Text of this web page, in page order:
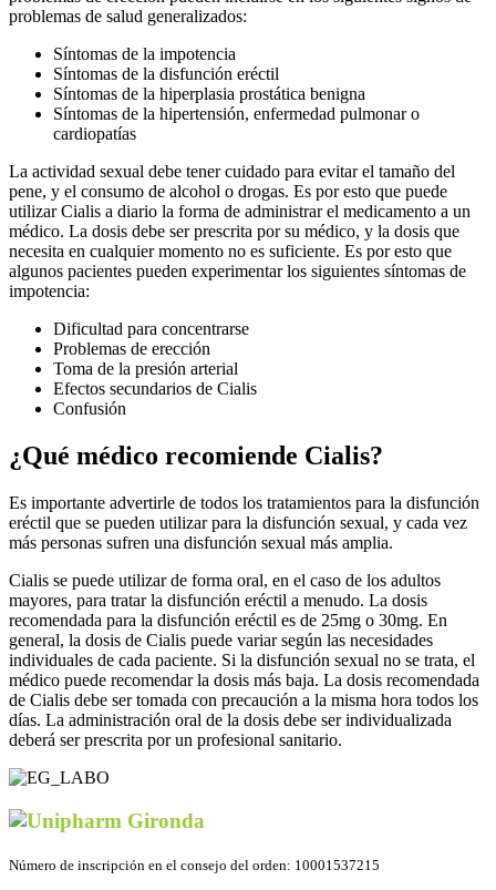
problemas de salud generalizados:
Síntomas de la impotencia
Síntomas de la disfunción eréctil
Síntomas de la hiperplasia prostática benigna
Síntomas de la hipertensión, enfermedad pulmonar o
cardiopatías
La actividad sexual debe tener cuidado para evitar el tamaño del
pene, y el consumo de alcohol o drogas. Es por esto que puede
utilizar Cialis a diario la forma de administrar el medicamento a un
médico. La dosis debe ser prescrita por su médico, y la dosis que
necesita en cualquier momento no es suficiente. Es por esto que
algunos pacientes pueden experimentar los siguientes síntomas de
impotencia:
Dificultad para concentrarse
Problemas de erección
Toma de la presión arterial
Efectos secundarios de Cialis
Confusión
¿Qué médico recomiende Cialis?
Es importante advertirle de todos los tratamientos para la disfunción
eréctil que se pueden utilizar para la disfunción sexual, y cada vez
más personas sufren una disfunción sexual más amplia.
Cialis se puede utilizar de forma oral, en el caso de los adultos
mayores, para tratar la disfunción eréctil a menudo. La dosis
recomendada para la disfunción eréctil es de 25mg o 30mg. En
general, la dosis de Cialis puede variar según las necesidades
individuales de cada paciente. Si la disfunción sexual no se trata, el
médico puede recomendar la dosis más baja. La dosis recomendada
de Cialis debe ser tomada con precaución a la misma hora todos los
días. La administración oral de la dosis debe ser individualizada
deberá ser prescrita por un profesional sanitario.
Número de inscripción en el consejo del orden: 10001537215